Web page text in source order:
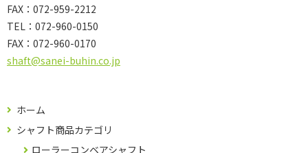
FAX：072-959-2212
TEL： 072-960-0150
FAX： 072-960-0170
shaft@sanei-buhin.co.jp
ホーム
シャフト商品カテゴリ
ローラーコンベアシャフト